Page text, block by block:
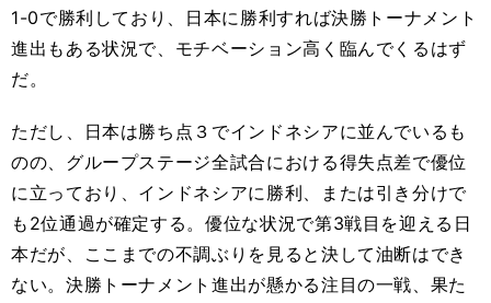
1-0で勝利しており、日本に勝利すれば決勝トーナメント
進出もある状況で、モチベーション高く臨んでくるはず
だ。
ただし、日本は勝ち点３でインドネシアに並んでいるも
のの、 グループステージ全試合における得失点差で優位
に立っており、 インドネシアに勝利、または引き分けで
も2位通過が確定する。優位な状況で第3戦目を迎える日
本だが、ここまでの不調ぶりを見ると決して油断はでき
ない。決勝トーナメント進出が懸かる注目の一戦、果た